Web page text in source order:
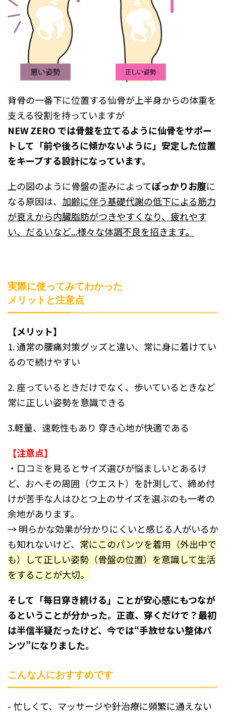
背骨の一番下に位置する仙骨が上半身からの体重を
支える役割を持っていますが
NEW ZERO では骨盤を立てるように仙骨をサポー
トして「前や後ろに傾かないように」安定した位置
をキープする設計になっています。
上の図のように骨盤の歪みによってぽっかりお腹に
なる原因は、 加齢に伴う基礎代謝の低下による筋力
が衰えから内臓脂肪がつきやすくなり、疲れやす
い、だるいなど...様々な体調不良を招きます。
実際に使ってみてわかった
メリットと注意点
【メリット】
1. 通常の腰痛対策グッズと違い、常に身に着けてい
るので続けやすい
2. 座っているときだけでなく、歩いているときなど
常に正しい姿勢を意識できる
3.軽量、速乾性もあり 穿き心地が快適である
【注意点】
・口コミを見るとサイズ選びが悩ましいとあるけ
ど、おへその周囲（ウエスト）を計測して、締め付
けが苦手な人はひとつ上のサイズを選ぶのも一考の
余地があります。
→ 明らかな効果が分かりにくいと感じる人がいるか
も知れないけど、 常にこのパンツを着用（外出中で
も）して正しい姿勢（骨盤の位置）を意識して生活
をすることが大切。
そして「毎日穿き続ける」ことが安心感にもつなが
るということが分かった。 正直、穿くだけで？最初
は半信半疑だったけど、今では“手放せない整体パ
ンツ”になりました。
こんな人におすすめです
- 忙しくて、マッサージや針治療に頻繁に通えない